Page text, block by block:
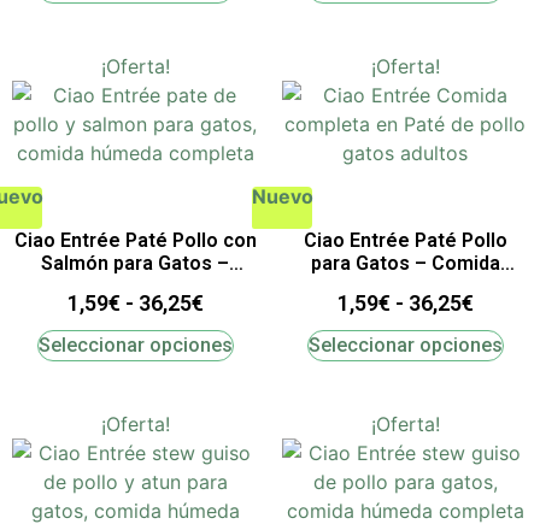
¡Oferta!
Ciao Entrée Paté Pollo con
Salmón para Gatos –
1,59€ - 36,25€
Seleccionar opciones
¡Oferta!
Nuevo
Ciao Entrée Paté Pollo
para Gatos – Comida
1,59€ - 36,25€
Seleccionar opciones
¡Oferta! ¡Oferta!